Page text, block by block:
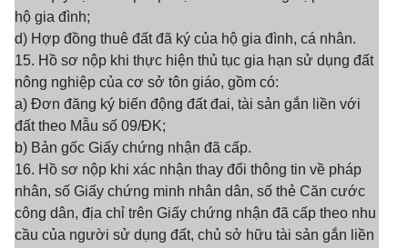
hộ gia đình;
d) Hợp đồng thuê đất đã ký của hộ gia đình, cá nhân.
15. Hồ sơ nộp khi thực hiện thủ tục gia hạn sử dụng đất
nông nghiệp của cơ sở tôn giáo, gồm có:
a) Đơn đăng ký biến động đất đai, tài sản gắn liền với
đất theo Mẫu số 09/ĐK;
b) Bản gốc Giấy chứng nhận đã cấp.
16. Hồ sơ nộp khi xác nhận thay đổi thông tin về pháp
nhân, số Giấy chứng minh nhân dân, số thẻ Căn cước
công dân, địa chỉ trên Giấy chứng nhận đã cấp theo nhu
cầu của người sử dụng đất, chủ sở hữu tài sản gắn liền